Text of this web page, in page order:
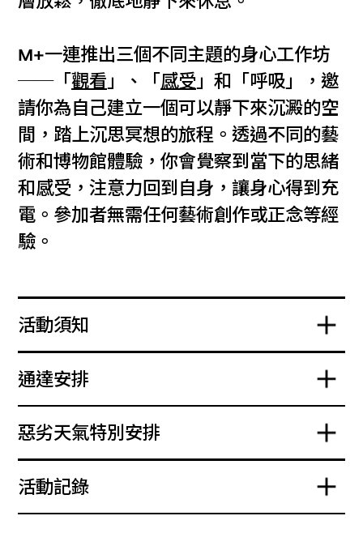
M+一連推出三個不同主題的身心工作坊
──「觀看 」、「 感受 」和「呼吸」，邀
請你為自己建立一個可以靜下來沉澱的空
間，踏上沉思冥想的旅程。透過不同的藝
術和博物館體驗，你會覺察到當下的思緒
和感受，注意力回到自身，讓身心得到充
電。參加者無需任何藝術創作或正念等經
驗。
活動須知
通達安排
惡劣天氣特別安排
活動記錄